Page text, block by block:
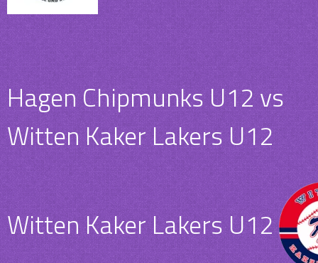
Hagen Chipmunks U12 vs
Witten Kaker Lakers U12
Witten Kaker Lakers U12